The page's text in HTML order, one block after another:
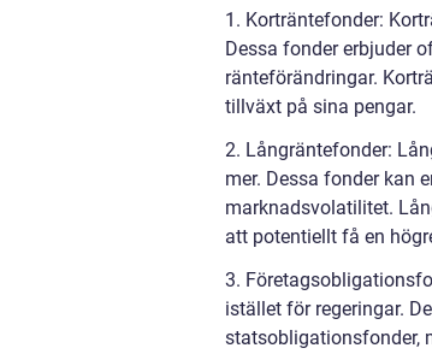
1. Korträntefonder:
Dessa fonder erbjuder
ränteförändringar.
tillväxt på sina pengar.
2. Långräntefonder:
mer. Dessa fonder kan
marknadsvolatilitet.
att potentiellt få en
3.
istället för regeringar.
statsobligationsfonder,